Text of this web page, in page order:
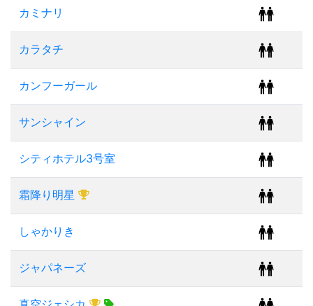
カミナリ
カラタチ
カンフーガール
サンシャイン
シティホテル3号室
霜降り明星
しゃかりき
ジャパネーズ